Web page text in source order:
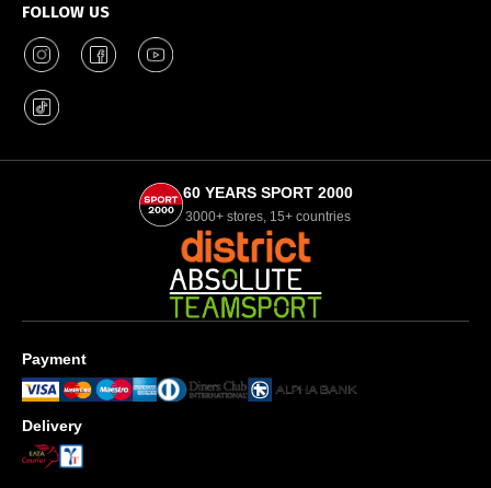
FOLLOW US
60 YEARS SPORT 2000
3000+ stores, 15+ countries
Payment
Delivery